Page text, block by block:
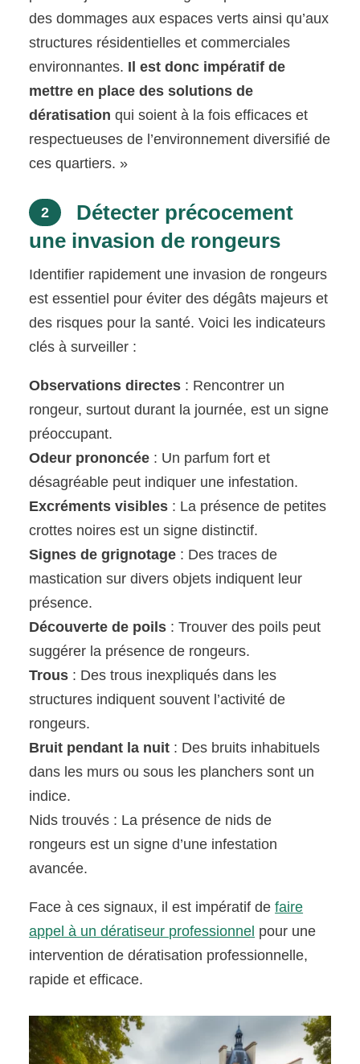
des dommages aux espaces verts ainsi qu’aux
structures résidentielles et commerciales
environnantes. Il est donc impératif de
mettre en place des solutions de
dératisation qui soient à la fois efficaces et
respectueuses de l’environnement diversifié de
ces quartiers. »
2
Détecter précocement
une invasion de rongeurs
Identifier rapidement une invasion de rongeurs
est essentiel pour éviter des dégâts majeurs et
des risques pour la santé. Voici les indicateurs
clés à surveiller :
Observations directes : Rencontrer un
rongeur, surtout durant la journée, est un signe
préoccupant.
Odeur prononcée : Un parfum fort et
désagréable peut indiquer une infestation.
Excréments visibles : La présence de petites
crottes noires est un signe distinctif.
Signes de grignotage : Des traces de
mastication sur divers objets indiquent leur
présence.
Découverte de poils : Trouver des poils peut
suggérer la présence de rongeurs.
Trous : Des trous inexpliqués dans les
structures indiquent souvent l’activité de
rongeurs.
Bruit pendant la nuit : Des bruits inhabituels
dans les murs ou sous les planchers sont un
indice.
Nids trouvés : La présence de nids de
rongeurs est un signe d’une infestation
avancée.
Face à ces signaux, il est impératif defaire
appel à un dératiseur professionnel pour une
intervention de dératisation professionnelle,
rapide et efficace.